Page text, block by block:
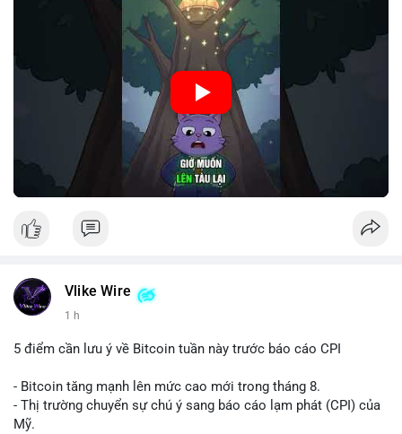
🎥 Xem video trực tiếp tại:
Nguồn: Cú Thông Thái
Vlike Wire
1 h
5 điểm cần lưu ý về Bitcoin tuần này trước báo cáo CPI
- Bitcoin tăng mạnh lên mức cao mới trong tháng 8.
- Thị trường chuyển sự chú ý sang báo cáo lạm phát (CPI) của
Mỹ.